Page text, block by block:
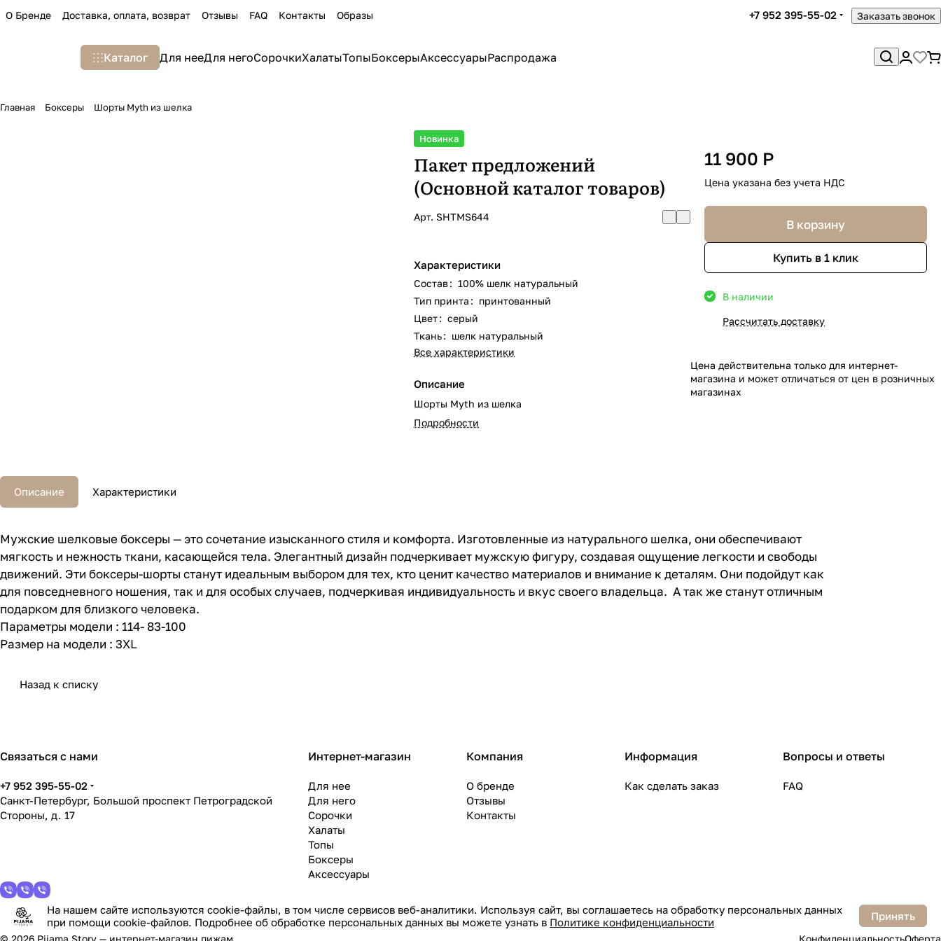
О Бренде Доставка, оплата, возврат Отзывы FAQ Контакты Образы +7 952 395-55-02 Заказать звонок
Каталог Для нееДля негоСорочкиХалатыТопыБоксерыАксессуарыРаспродажа
Главная Боксеры Шорты Myth из шелка
Новинка
Пакет предложений
(Основной каталог товаров)
Арт. SHTMS644
Характеристики
Состав: 100% шелк натуральный
Тип принта : принтованный
Цвет: серый
Ткань: шелк натуральный
Все характеристики
Описание
Шорты Myth из шелка
Подробности
11 900 Р
Цена указана без учета НДС
В корзину
Купить в 1 клик
В наличии
Рассчитать доставку
Цена действительна только для интернет-
магазина и может отличаться от цен в розничных
магазинах
Описание Характеристики
Мужские шелковые боксеры — это сочетание изысканного стиля и комфорта. Изготовленные из натурального шелка, они обеспечивают
мягкость и нежность ткани, касающейся тела. Элегантный дизайн подчеркивает мужскую фигуру, создавая ощущение легкости и свободы
движений. Эти боксеры-шорты станут идеальным выбором для тех, кто ценит качество материалов и внимание к деталям. Они подойдут как
для повседневного ношения, так и для особых случаев, подчеркивая индивидуальность и вкус своего владельца. А так же станут отличным
подарком для близкого человека.
Параметры модели : 114- 83-100
Размер на модели : 3XL
Назад к списку
Связаться с нами
+7 952 395-55-02
Санкт-Петербург, Большой проспект Петроградской
Стороны, д. 17
Интернет-магазин
Для нее
Для него
Сорочки
Халаты
Топы
Боксеры
Аксессуары
Компания
О бренде
Отзывы
Контакты
Информация
Как сделать заказ
Вопросы и ответы
FAQ
На нашем сайте используются cookie-файлы, в том числе сервисов веб-аналитики. Используя сайт, вы соглашаетесь на обработку персональных данных
при помощи cookie-файлов. Подробнее об обработке персональных данных вы можете узнать в Политике конфиденциальности Принять